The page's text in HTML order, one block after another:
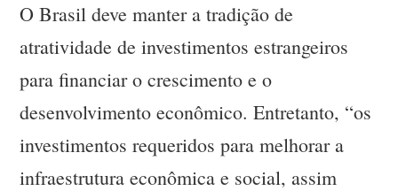
O Brasil deve manter a tradição de
atratividade de investimentos estrangeiros
para financiar o crescimento e o
desenvolvimento econômico. Entretanto, “os
investimentos requeridos para melhorar a
infraestrutura econômica e social, assim